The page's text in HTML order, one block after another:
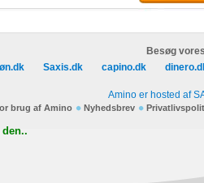
Besøg
Saxis.dk capino.dk
Amino er hosted af
brug af Amino Nyhedsbrev